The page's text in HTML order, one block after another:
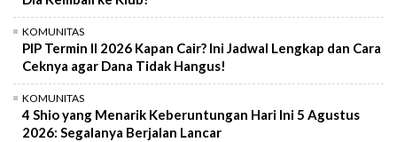
KOMUNITAS
PIP Termin II 2026 Kapan Cair? Ini Jadwal Lengkap dan Cara
Ceknya agar Dana Tidak Hangus!
KOMUNITAS
4 Shio yang Menarik Keberuntungan Hari Ini 5 Agustus
2026: Segalanya Berjalan Lancar